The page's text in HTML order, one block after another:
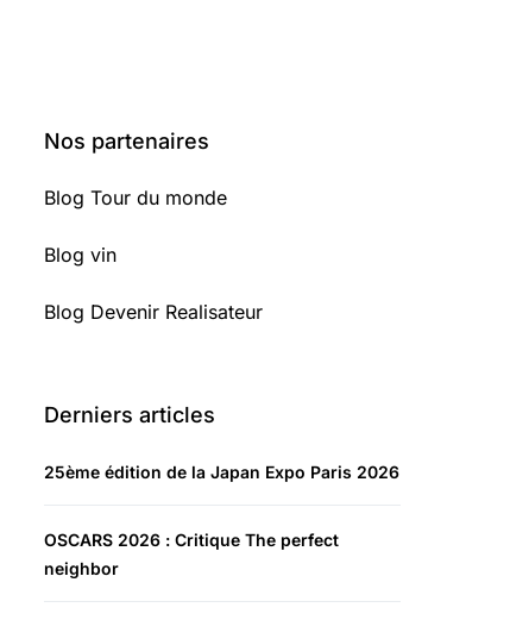
Nos partenaires
Blog Tour du monde
Blog vin
Blog Devenir Realisateur
Derniers articles
25ème édition de la Japan Expo Paris 2026
OSCARS 2026 : Critique The perfect
neighbor